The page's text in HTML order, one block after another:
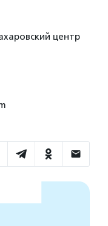
центр